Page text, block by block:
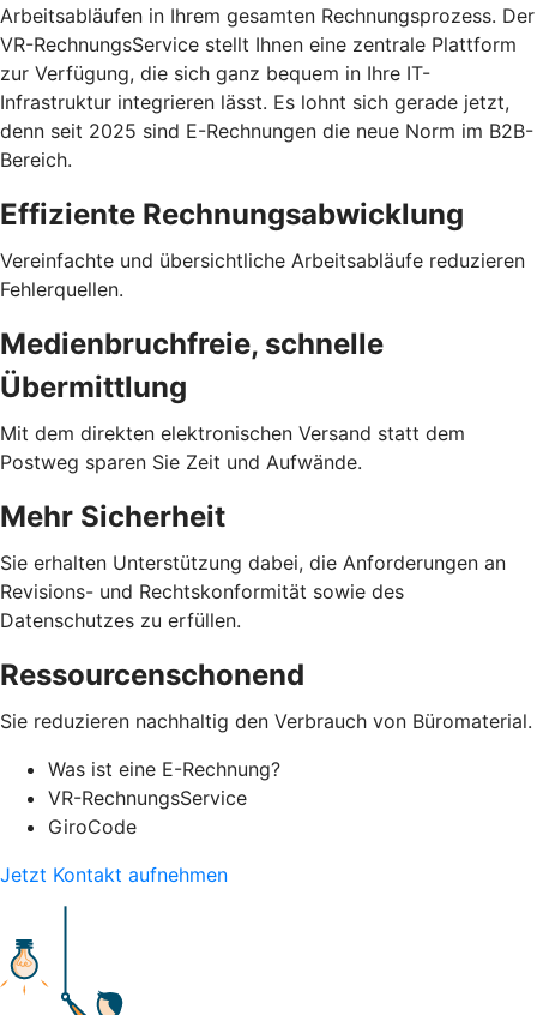
Arbeitsabläufen in Ihrem gesamten Rechnungsprozess. Der
VR-RechnungsService stellt Ihnen eine zentrale Plattform
zur Verfügung, die sich ganz bequem in Ihre IT-
Infrastruktur integrieren lässt. Es lohnt sich gerade jetzt,
denn seit 2025 sind E-Rechnungen die neue Norm im B2B-
Bereich.
Effiziente Rechnungsabwicklung
Vereinfachte und übersichtliche Arbeitsabläufe reduzieren
Fehlerquellen.
Medienbruchfreie, schnelle
Übermittlung
Mit dem direkten elektronischen Versand statt dem
Postweg sparen Sie Zeit und Aufwände.
Mehr Sicherheit
Sie erhalten Unterstützung dabei, die Anforderungen an
Revisions- und Rechtskonformität sowie des
Datenschutzes zu erfüllen.
Ressourcenschonend
Sie reduzieren nachhaltig den Verbrauch von Büromaterial.
Was ist eine E-Rechnung?
VR-RechnungsService
GiroCode
Jetzt Kontakt aufnehmen